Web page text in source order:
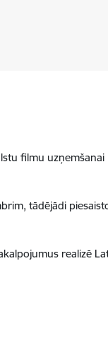
filmu uzņemšanai
tādējādi
realizē